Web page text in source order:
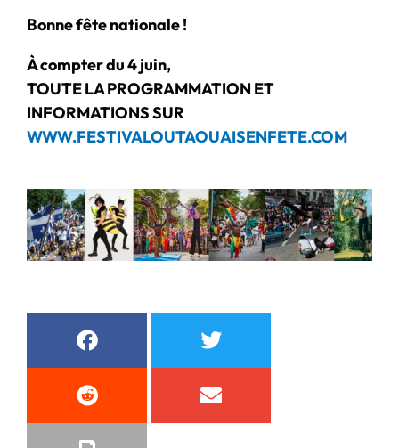
Bonne fête nationale !
À compter du 4 juin,
TOUTE LA PROGRAMMATION ET
INFORMATIONS SUR
WWW.FESTIVALOUTAOUAISENFETE.COM